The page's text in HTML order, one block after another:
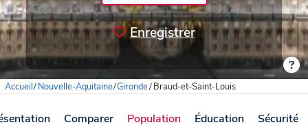
Enregistrer
Accueil/Nouvelle-Aquitaine/Gironde/Braud-et-Saint-Louis
Comparer Population Éducation Sécurité